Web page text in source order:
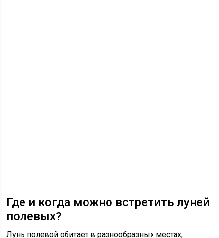
Где и когда можно встретить луней
полевых?
Лунь полевой обитает в разнообразных местах,